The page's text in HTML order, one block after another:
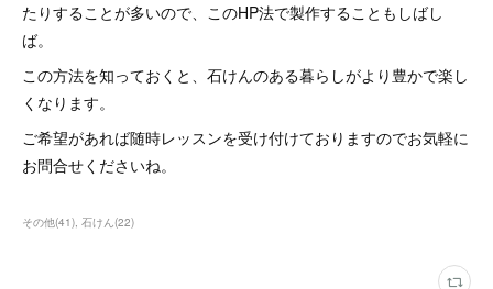
たりすることが多いので、このHP法で製作することもしばし
ば。
この方法を知っておくと、石けんのある暮らしがより豊かで楽し
くなります。
ご希望があれば随時レッスンを受け付けておりますのでお気軽に
お問合せくださいね。
その他(41) 石けん(22)